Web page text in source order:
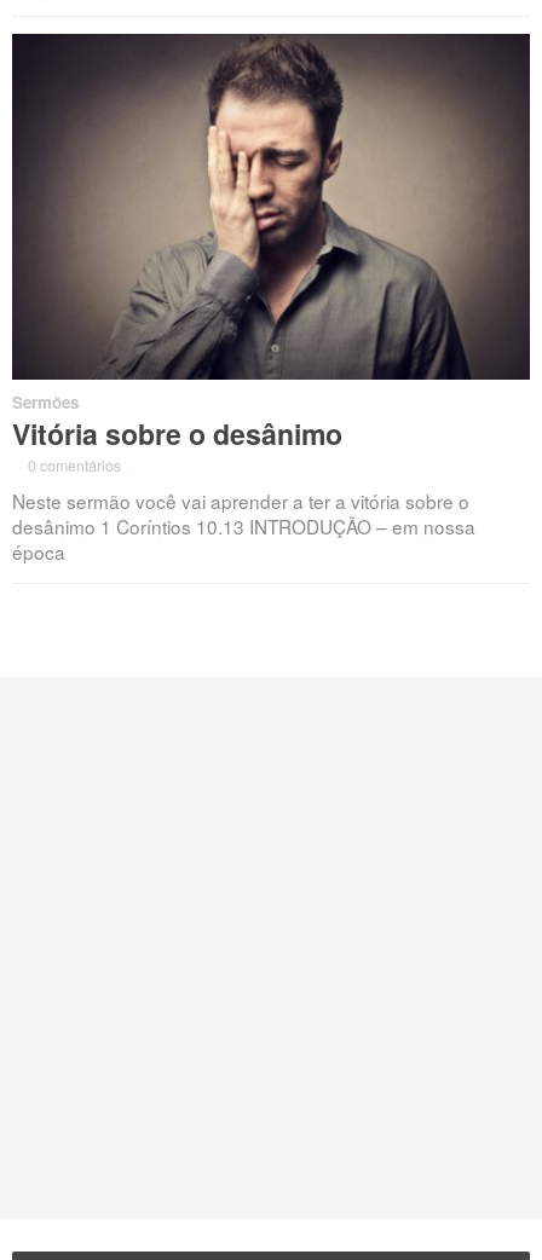
Sermões
Vitória sobre o desânimo
0 comentários
Neste sermão você vai aprender a ter a vitória sobre o
desânimo 1 Coríntios 10.13 INTRODUÇÃO – em nossa
época